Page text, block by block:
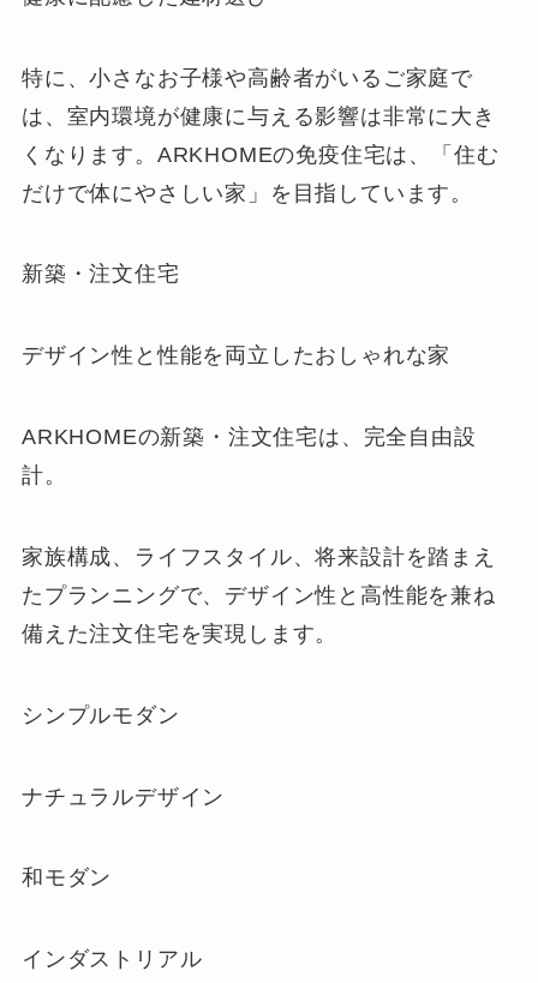
特に、小さなお子様や高齢者がいるご家庭で
は、室内環境が健康に与える影響は非常に大き
くなります。ARKHOMEの免疫住宅は、「住む
だけで体にやさしい家」を目指しています。
新築・注文住宅
デザイン性と性能を両立したおしゃれな家
ARKHOMEの新築・注文住宅は、完全自由設
計。
家族構成、ライフスタイル、将来設計を踏まえ
たプランニングで、デザイン性と高性能を兼ね
備えた注文住宅を実現します。
シンプルモダン
ナチュラルデザイン
和モダン
インダストリアル